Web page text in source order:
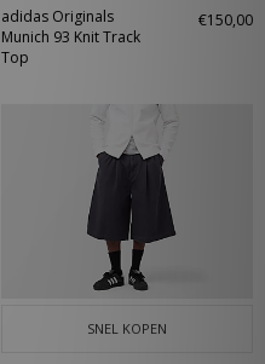
adidas Originals
Munich 93 Knit Track
Top
€150,00
SNEL KOPEN